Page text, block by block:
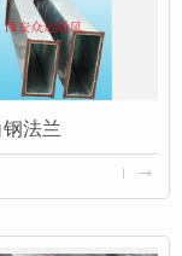
法兰